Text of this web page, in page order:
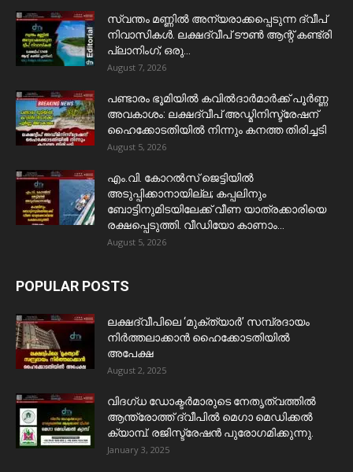
സ്വന്തം മണ്ണിൽ അന്യരാക്കപ്പെടുന്ന ദ്വീപ്
നിവാസികൾ. ലക്ഷദ്വീപ് ടൗൺ ആന്റ് കണ്ട്രി
പ്ലാനിംഗ്; ഒരു...
August 7, 2026
പണ്ടാരം ഭൂമിയിൽ കവിൽദാർമാർക്ക് പൂർണ്ണ
അവകാശം: ലക്ഷദ്വീപ് അഡ്മിനിസ്ട്രേഷന്
ഹൈക്കോടതിയിൽ നിന്നും കനത്ത തിരിച്ചടി
August 5, 2026
​എം.വി. കോറൽസ് ജെട്ടിയിൽ
അടുപ്പിക്കാനായില്ല; കപ്പലിനും
ബോട്ടിനുമിടയിലേക്ക് വീണ യാത്രക്കാരിയെ
രക്ഷപ്പെടുത്തി. വീഡിയോ കാണാം...
August 5, 2026
POPULAR POSTS
ലക്ഷദ്വീപിലെ ‘മുക്ത്യാർ’ സമ്പ്രദായം
നിർത്തലാക്കാൻ ഹൈക്കോടതിയിൽ
അപേക്ഷ
August 2, 2025
വിദഗ്ധ ഡോക്ടർമാരുടെ നേതൃത്വത്തിൽ
ആന്ത്രോത്ത് ദ്വീപിൽ മെഗാ മെഡിക്കൽ
ക്യാമ്പ്. രജിസ്ട്രേഷൻ പുരോഗമിക്കുന്നു.
January 3, 2025